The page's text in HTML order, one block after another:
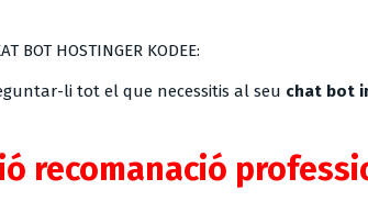
BOT HOSTINGER KODEE:
li tot el que necessitis al seu chat bot
recomanació